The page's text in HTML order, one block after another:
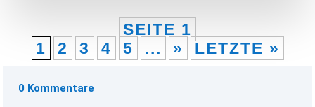
SEITE 1
1
2 3 4 5 ... » LETZTE »
0 Kommentare